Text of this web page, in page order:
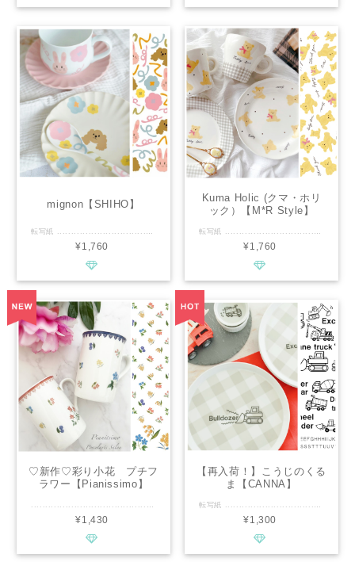
mignon【SHIHO】
¥1,760
Kuma Holic (クマ・ホリ
ック）【M*R Style】
¥1,760
♡新作♡彩り小花 プチフ
ラワー【Pianissimo】
.............................................. ■種類：白磁用 ■推奨焼成温度：専用電気炉で800℃程度 ■サイズ：A4 ■カラー：レッド、ブルー/1枚 ............................................. 彩り小花 •プチフラワー転写紙は、小さくて可愛いお花のデザインが施された転写紙です。 他の転写紙と合わせやすく、高品質な転写インクを使用しているため、鮮やかな色合いで陶器に美しく転写されます。 Pianissimo オリジナルデザインですので商用として幅広くご使用いただけます。 高品質な転写インクを使用しているため、色鮮やかに陶器に転写します。 ................................................ ※通常レッスン・イベントレッスン・オーダー等の個人販売にも幅広くお使い頂けます。 ※デザインの複製は固く禁止致します。
¥1,430
【再入荷！】こうじのくる
ま【CANNA】
転写紙 .............................................. ■種類：白磁用 ■焼成温度：専用電気炉で800℃程度 ■サイズ：A4 ■カラー：ブラック ................................................ 子供たちが大好きな工事の車の転写紙です。 シンプルなモノトーンカラーなので、他の柄・単色転写紙とも合わせやすいです。 大きさもそれぞれ大中小とありますので白磁に合わせてお使いください。 お気に入りの食器で楽しい食事の時間を過ごして頂きたいです！
¥1,300